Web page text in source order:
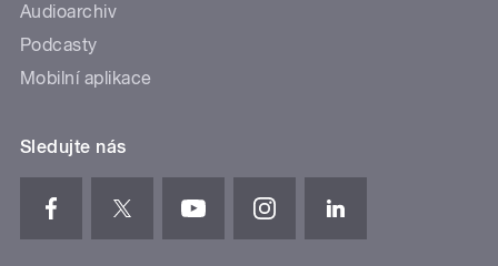
Audioarchiv
Podcasty
Mobilní aplikace
Sledujte nás